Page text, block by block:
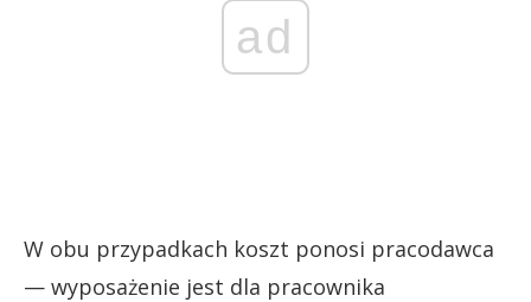
ad
W obu przypadkach koszt ponosi pracodawca
— wyposażenie jest dla pracownika